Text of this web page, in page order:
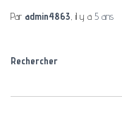
Par admin4863 , il y a 5 ans
Rechercher